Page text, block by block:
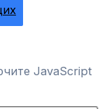
JavaScript